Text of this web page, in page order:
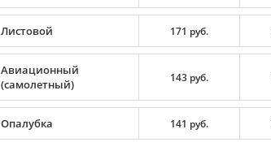
Листовой 171 руб.
Авиационный
(самолетный)
143 руб.
Опалубка 141 руб.